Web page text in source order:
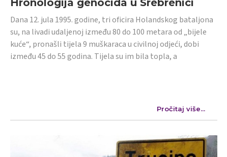
Dana 12. jula 1995. godine, tri oficira Holandskog bataljona
su, na livadi udaljenoj između 80 do 100 metara od „bijele
kuće“, pronašli tijela 9 muškaraca u civilnoj odjeći, dobi
između 45 do 55 godina. Tijela su im bila topla, a
Pročitaj više...